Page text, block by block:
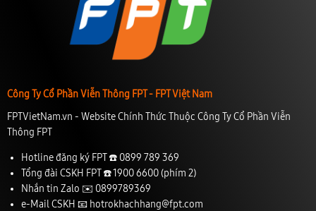
Công Ty Cổ Phần Viễn Thông FPT - FPT Việt Nam
FPTVietNam.vn - Website Chính Thức Thuộc Công Ty Cổ Phần Viễn
Thông FPT
Hotline đăng ký FPT ☎️ 0899 789 369
Tổng đài CSKH FPT ☎️1900 6600(phím 2)
Nhắn tin Zalo ✉️ 0899789369
e-Mail CSKH 📧 hotrokhachhang@fpt.com